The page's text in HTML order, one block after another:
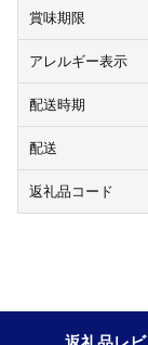
賞味期限
アレルギー表示
配送時期
配送
返礼品コード